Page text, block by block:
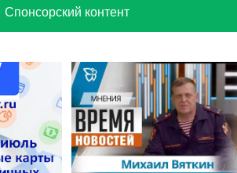
Спонсорский контент